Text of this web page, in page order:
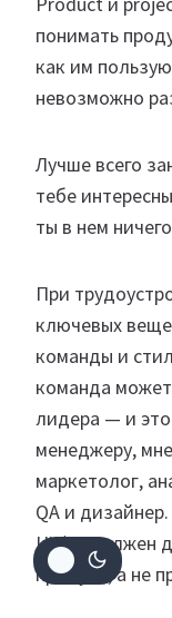
понимать
как им
невозможно
Лучше всего
тебе
ты в нем
При
ключевых
команды и
команда
лидера — и
менеджеру,
маркетолог,
QA и
UX/UI должен
продукт, а не